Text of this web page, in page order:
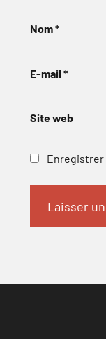
Nom*
E-mail *
Site web
Enregistrer